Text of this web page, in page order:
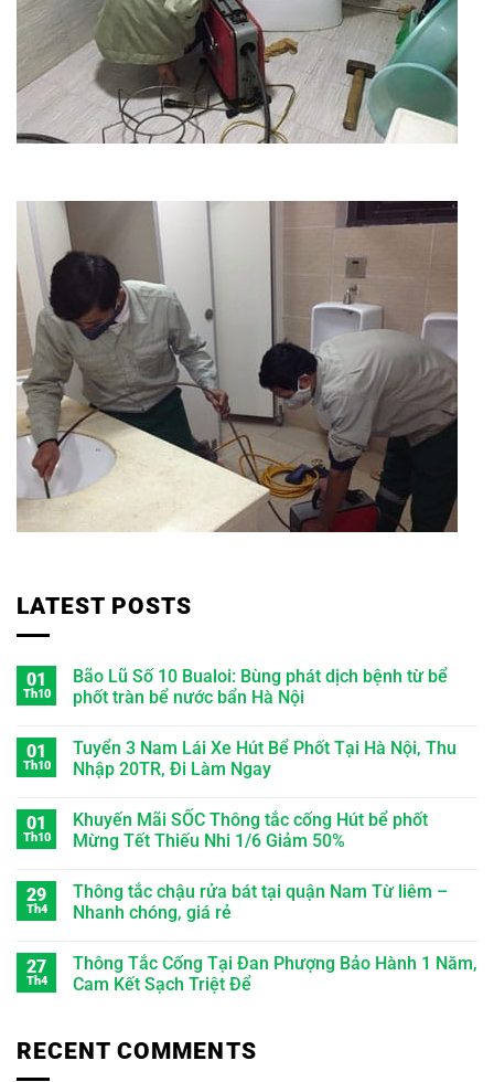
LATEST POSTS
01
Th10
Bão Lũ Số 10 Bualoi: Bùng phát dịch bệnh từ bể
phốt tràn bể nước bẩn Hà Nội
01
Th10
Tuyển 3 Nam Lái Xe Hút Bể Phốt Tại Hà Nội, Thu
Nhập 20TR, Đi Làm Ngay
01
Th10
Khuyến Mãi SỐC Thông tắc cống Hút bể phốt
Mừng Tết Thiếu Nhi 1/6 Giảm 50%
29
Th4
Thông tắc chậu rửa bát tại quận Nam Từ liêm –
Nhanh chóng, giá rẻ
27
Th4
Thông Tắc Cống Tại Đan Phượng Bảo Hành 1 Năm,
Cam Kết Sạch Triệt Để
RECENT COMMENTS